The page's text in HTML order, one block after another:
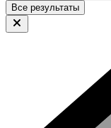
Все результаты